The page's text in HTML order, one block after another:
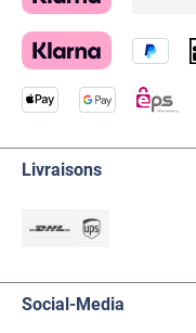
Livraisons
Social-Media